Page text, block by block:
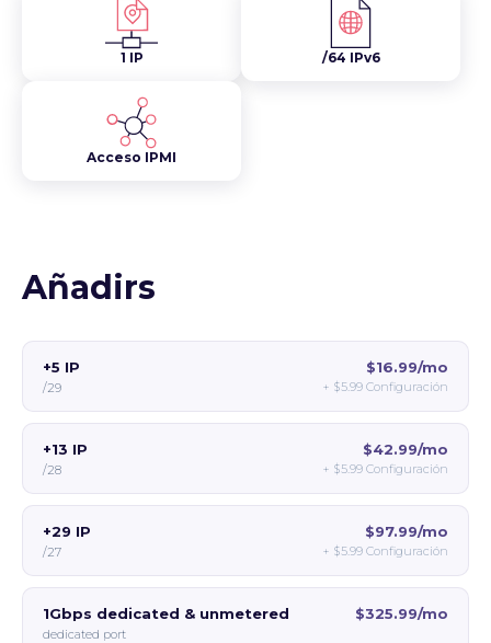
1 IP /64 IPv6
Acceso IPMI
Añadirs
+5 IP
/29
$16.99/mo
+ $5.99 Configuración
+13 IP
/28
$42.99/mo
+ $5.99 Configuración
+29 IP
/27
$97.99/mo
+ $5.99 Configuración
1Gbps dedicated & unmetered
dedicated port
$325.99/mo